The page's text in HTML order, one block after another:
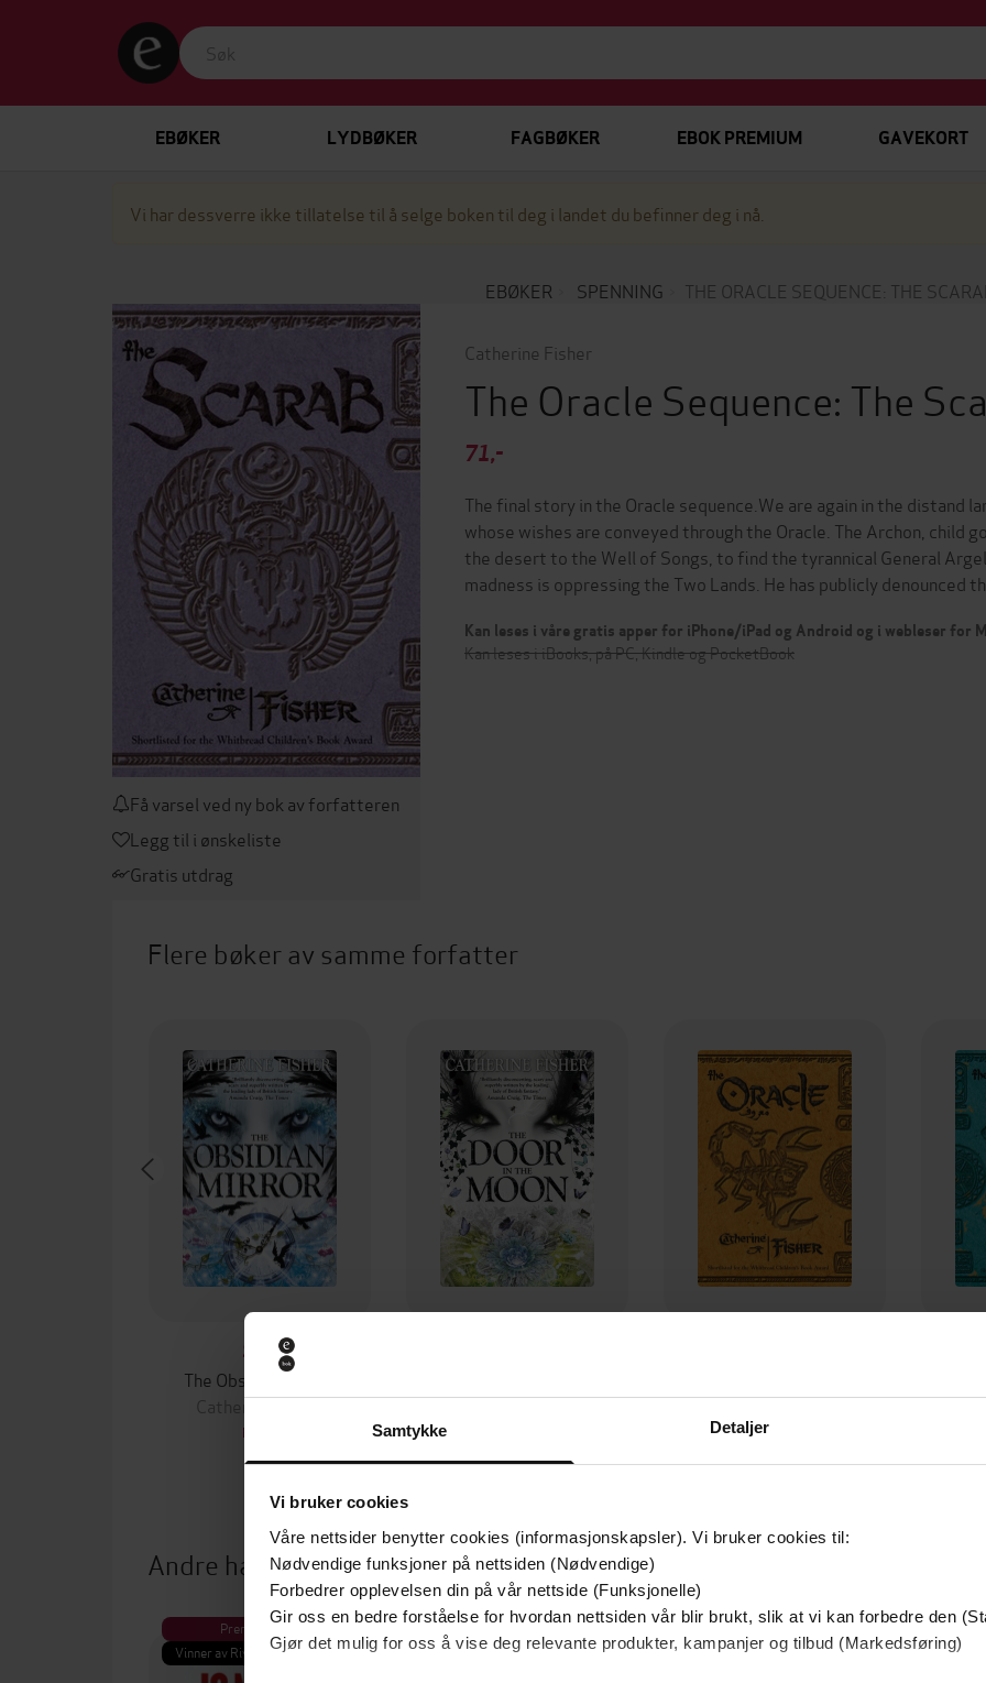
Samtykke Detaljer
Vi bruker cookies
Våre nettsider benytter cookies (informasjonskapsler). Vi bruker cookies til:
Nødvendige funksjoner på nettsiden (Nødvendige)
Forbedrer opplevelsen din på vår nettside (Funksjonelle)
Gir oss en bedre forståelse for hvordan nettsiden vår blir brukt, slik at vi kan forbedre den
Gjør det mulig for oss å vise deg relevante produkter, kampanjer og tilbud (Markedsføring)
EBØKER LYDBØKER FAGBØKER EBOK PREMIUM GAVEKORT
Vi har dessverre ikke tillatelse til å selge boken til deg i landet du befinner deg i nå.
EBØKER SPENNING THE ORACLE SEQUENCE: THE
Få varsel ved ny bok av forfatteren
Legg til i ønskeliste
Gratis utdrag
Catherine Fisher
The Oracle Sequence: The
71,-
The final story in the Oracle sequence.We are again in the distand
whose wishes are conveyed through the Oracle. The Archon, child
the desert to the Well of Songs, to find the tyrannical General
madness is oppressing the Two Lands. He has publicly denounced
Kan leses i våre gratis apper for iPhone/iPad og Android og i webleser for
Kan leses i iBooks, på PC, Kindle og PocketBook
Flere bøker av samme forfatter
94,-
The Obsidian Mirror
Catherine Fisher
EBOK
Catherine Fisher
Catherine Fisher
EBOK
Andre har også kjøpt
Premium
Vinner av Rivertonprisen
Premium
Første gang på tilbud
Premium